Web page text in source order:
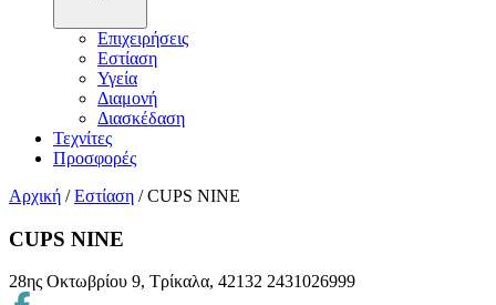
Επιχειρήσεις
Εστίαση
Υγεία
Διαμονή
Διασκέδαση
Τεχνίτες
Προσφορές
Αρχική / Εστίαση / CUPS NINE
CUPS NINE
28ης Οκτωβρίου 9, Τρίκαλα, 42132 2431026999